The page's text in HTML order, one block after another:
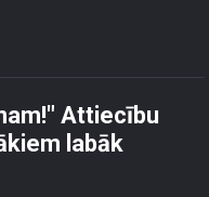
Attiecību
labāk